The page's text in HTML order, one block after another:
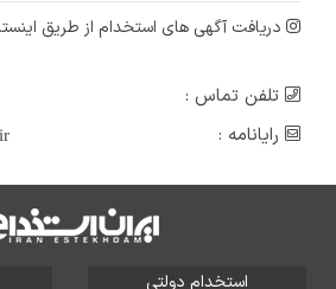
دریافت آگهی های استخدام از طریق
تلفن تماس :
رایانامه :
استخدام دولتی